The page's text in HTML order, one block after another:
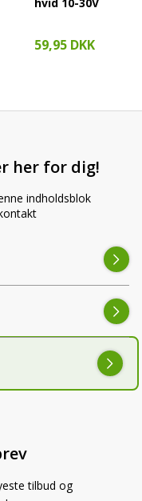
ikke
en bedømmelse på
og sendes typisk inden
korrekt mærket —
59,95 DKK
her for dig!
indholdsblok
tilbud og